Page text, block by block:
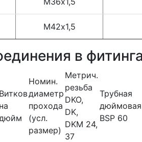
М42х1,5
в
Витков
на
Номин.
диаметр
прохода
(усл.
размер)
Метрич.
резьба
DKO,
DK,
DKM 24,
37
Трубная
BSP 60